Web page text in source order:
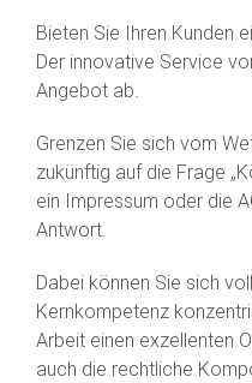
Bieten Sie Ihren Kunden
Der innovative Service
Angebot ab.
Grenzen Sie sich vom
zukünftig auf die Frage
ein Impressum oder die
Antwort.
Dabei können Sie sich
Kernkompetenz
Arbeit einen exzellenten
auch die rechtliche